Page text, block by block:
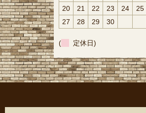
20 21 22 23 24 25
27
28 29 30
( 定休日)